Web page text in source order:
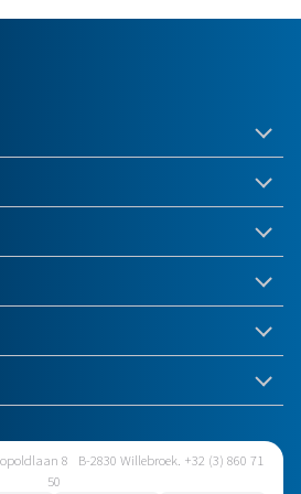
8 B-2830 Willebroek. +32 (3) 860 71
50